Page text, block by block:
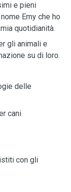
e pieni
Emy che ho
quotidianità.
gli animali e
su di loro.
delle
cani
con gli